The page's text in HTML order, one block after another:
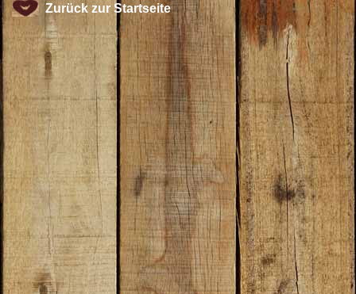
Zurück zur Startseite